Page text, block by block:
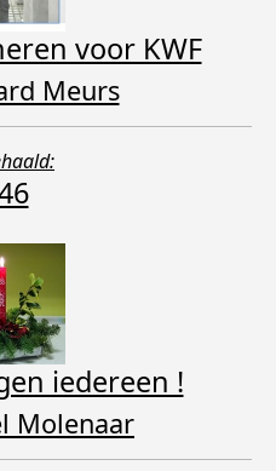
voor KWF
Meurs
iedereen !
Molenaar